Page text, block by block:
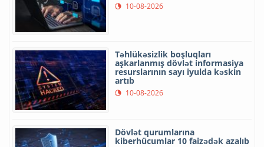
10-08-2026
Təhlükəsizlik boşluqları
aşkarlanmış dövlət informasiya
resurslarının sayı iyulda kəskin
artıb
10-08-2026
Dövlət qurumlarına
kiberhücumlar 10 faizədək azalıb